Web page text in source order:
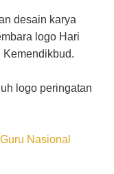
desain karya
logo Hari
logo peringatan
Nasional